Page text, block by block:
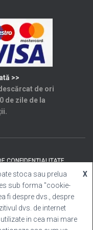
>>
de ori
de zile de la
CONFIDENȚIALITATE
CONTACT
© 2025 Toate
stoca sau prelua
sub forma "cookie-
fi despre dvs., despre
dvs. de internet
in cea mai mare
X